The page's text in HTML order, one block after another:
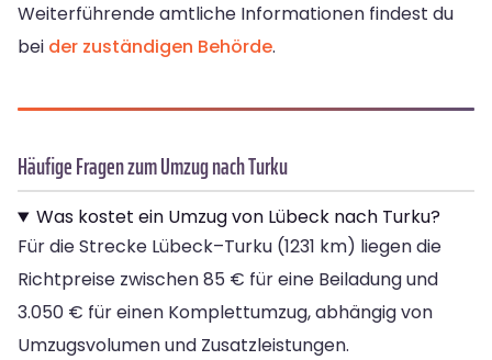
Weiterführende amtliche Informationen findest du
bei der zuständigen Behörde.
Häufige Fragen zum Umzug nach Turku
Was kostet ein Umzug von Lübeck nach Turku?
Für die Strecke Lübeck–Turku (1231 km) liegen die
Richtpreise zwischen 85 € für eine Beiladung und
3.050 € für einen Komplettumzug, abhängig von
Umzugsvolumen und Zusatzleistungen.